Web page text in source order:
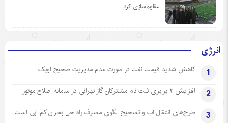
مقاوم‌سازی کرد
انرژی
1 کاهش شدید قیمت نفت در صورت عدم مدیریت صحیح اوپک
2 افزایش ۲ برابری ثبت نام مشترکان گاز تهرانی‌ در سامانه اصلاح موتور
3 طرح‌های انتقال آب و تصحیح الگوی مصرف راه حل بحران کم آبی است